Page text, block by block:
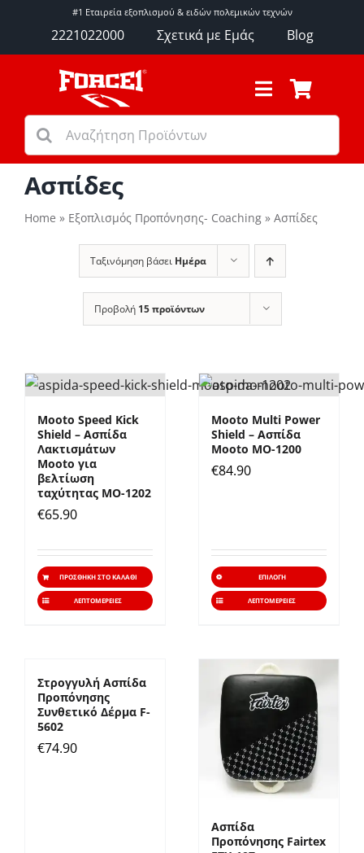
περιεχόμενο
#1 Εταιρεία εξοπλισμού & ειδών πολεμικών τεχνών
2221022000 Σχετικά με Εμάς Blog
Toggle
Γάντια
Προστατευτικά Προπόνησης
Εξοπλισμός Προπόνησης
Είδη Γυμναστηρίου
Αθλήματα
Αξεσουάρ
Εκπτώσεις – Προσφορές
Αναζήτηση
για:
Ασπίδες
Home » Εξοπλισμός Προπόνησης- Coaching» Ασπίδες
Ταξινόμηση βάσει Ημέρα
Προβολή 15 προϊόντων
Mooto Speed Kick
Shield – Ασπίδα
Λακτισμάτων
Mooto για
βελτίωση
ταχύτητας ΜO-1202
€65.90
ΠΡΟΣΘΉΚΗ ΣΤΟ ΚΑΛΆΘΙ
ΛΕΠΤΟΜΈΡΕΙΕΣ
Mooto Multi Power
Shield – Ασπίδα
Mooto MO-1200
€84.90
ΕΠΙΛΟΓΉ
Αυτό
το
ΛΕΠΤΟΜΈΡΕΙΕΣ
Στρογγυλή Ασπίδα
Προπόνησης
Συνθετικό Δέρμα F-
5602
€74.90
Ασπίδα
Προπόνησης Fairtex